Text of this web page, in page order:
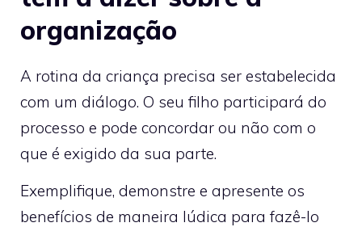
organização
A rotina da criança precisa ser estabelecida
com um diálogo. O seu filho participará do
processo e pode concordar ou não com o
que é exigido da sua parte.
Exemplifique, demonstre e apresente os
benefícios de maneira lúdica para fazê-lo